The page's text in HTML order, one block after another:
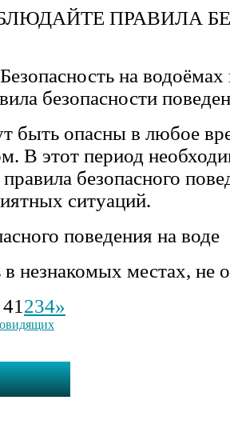
ПРАВИЛА
на водоёмах
безопасности
быть опасны в любое
В этот период
безопасного
ситуаций.
поведения на воде
в незнакомых местах,
1 234»